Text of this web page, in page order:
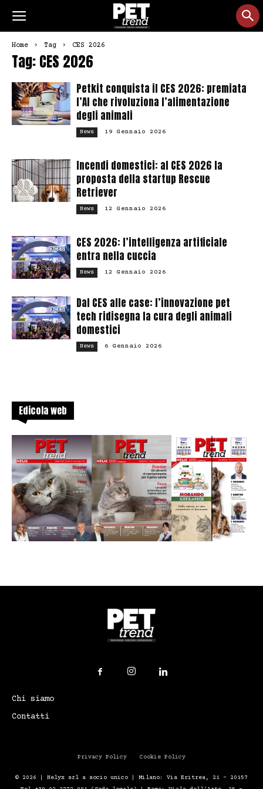
Home Tag CES 2026
Tag: CES 2026
Petkit conquista il CES 2026: premiata
l’AI che rivoluziona l’alimentazione
degli animali
News 19 Gennaio 2026
Incendi domestici: al CES 2026 la
proposta della startup Rescue
Retriever
News 12 Gennaio 2026
CES 2026: l’intelligenza artificiale
entra nella cuccia
News 12 Gennaio 2026
Dal CES alle case: l’innovazione pet
tech ridisegna la cura degli animali
domestici
News 6 Gennaio 2026
Edicola web
Chi siamo
Contatti
Privacy Policy Cookie Policy
© 2026 | Helyx srl a socio unico | Milano: Via Eritrea, 21 – 20157